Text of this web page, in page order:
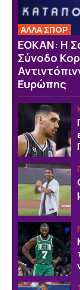
ΑΛΛΑ ΣΠΟΡ
ΕΟΚΑΝ: Η
Σύνοδο
Ευρώπης